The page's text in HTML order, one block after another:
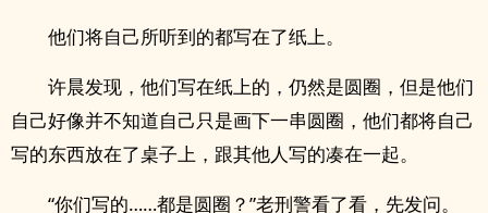
他们将自己所听到的都写在了纸上。
许晨发现，他们写在纸上的，仍然是圆圈，但是他们
自己好像并不知道自己只是画下一串圆圈，他们都将自己
写的东西放在了桌子上，跟其他人写的凑在一起。
“你们写的……都是圆圈？”老刑警看了看，先发问。